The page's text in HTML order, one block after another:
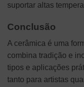
suportar altas
Conclusão
A cerâmica é uma
combina tradição e
tipos e aplicações
tanto para artistas